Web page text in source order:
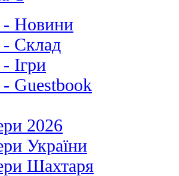
Новини
Склад
Ігри
Guestbook
2026
України
Шахтаря